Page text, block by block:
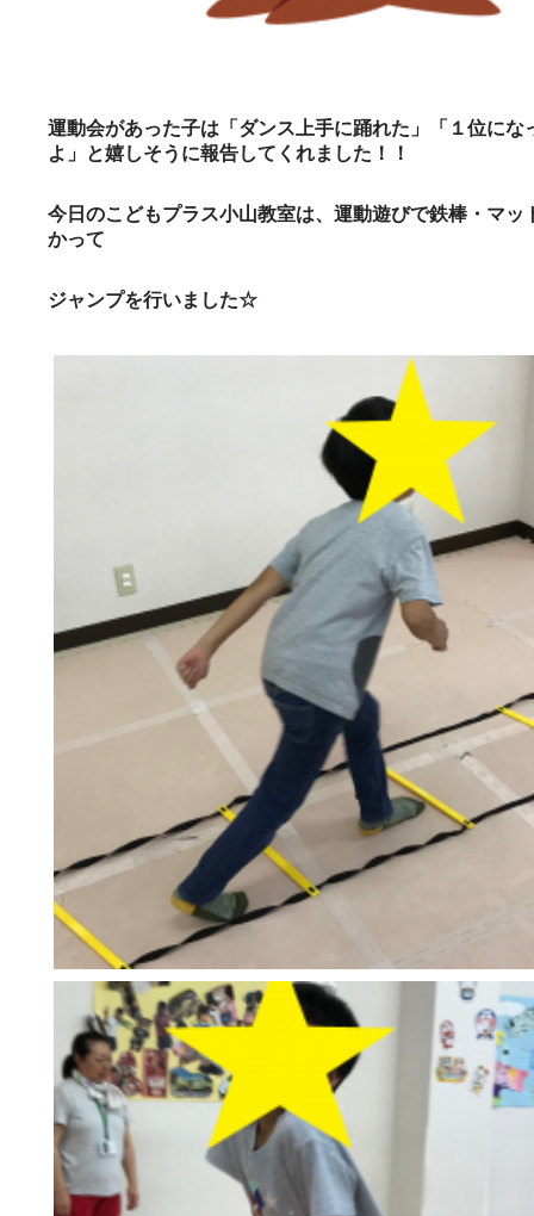
運動会があった子は「ダンス上手に踊れた」「１位にな
よ」と嬉しそうに報告してくれました！！
今日のこどもプラス小山教室は、運動遊びで鉄棒・マッ
かって
ジャンプを行いました☆